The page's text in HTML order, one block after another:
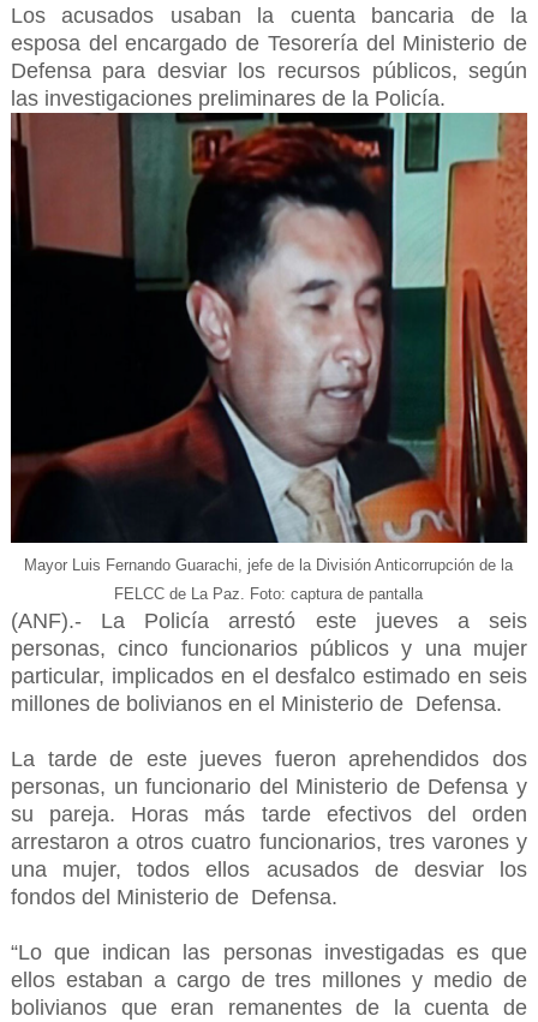
Los acusados usaban la cuenta bancaria de la
esposa del encargado de Tesorería del Ministerio de
Defensa para desviar los recursos públicos, según
las investigaciones preliminares de la Policía.
Mayor Luis Fernando Guarachi, jefe de la División Anticorrupción de la
FELCC de La Paz. Foto: captura de pantalla
(ANF).- La Policía arrestó este jueves a seis
personas, cinco funcionarios públicos y una mujer
particular, implicados en el desfalco estimado en seis
millones de bolivianos en el Ministerio de Defensa.
La tarde de este jueves fueron aprehendidos dos
personas, un funcionario del Ministerio de Defensa y
su pareja. Horas más tarde efectivos del orden
arrestaron a otros cuatro funcionarios, tres varones y
una mujer, todos ellos acusados de desviar los
fondos del Ministerio de Defensa.
“Lo que indican las personas investigadas es que
ellos estaban a cargo de tres millones y medio de
bolivianos que eran remanentes de la cuenta de